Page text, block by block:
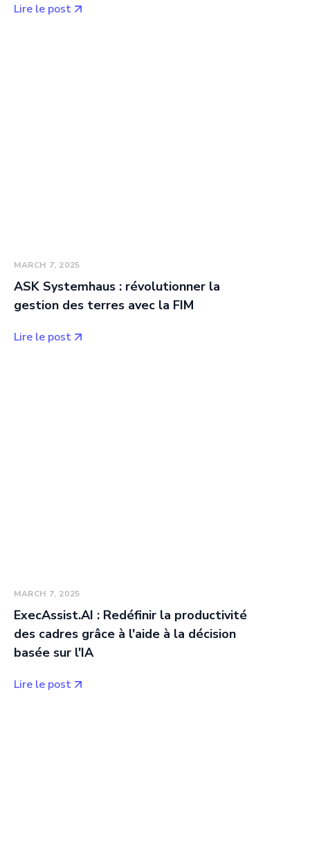
Lire le post
MARCH 7, 2025
ASK Systemhaus : révolutionner la
gestion des terres avec la FIM
Lire le post
MARCH 7, 2025
ExecAssist.AI : Redéfinir la productivité
des cadres grâce à l'aide à la décision
basée sur l'IA
Lire le post